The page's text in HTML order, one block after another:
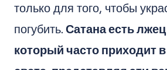
только для того, чтобы
погубить. Сатана есть
который часто приходит